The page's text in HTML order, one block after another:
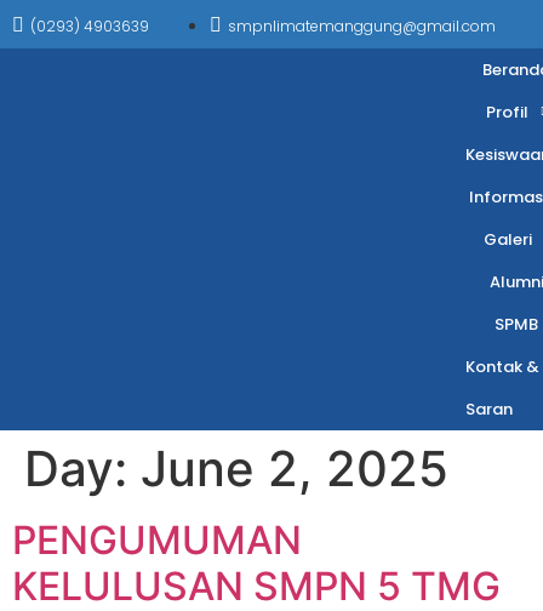
(0293) 4903639 smpnlimatemanggung@gmail.com
Profil
Galeri
Alumni
SPMB
Kontak &
Saran
Day: June 2, 2025
PENGUMUMAN
KELULUSAN SMPN 5 TMG